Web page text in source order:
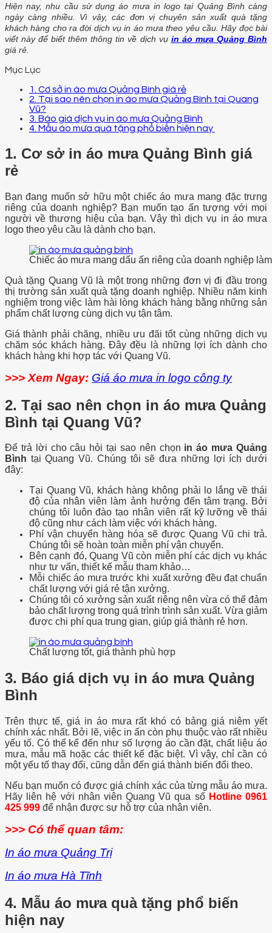
Hiện nay, nhu cầu sử dụng áo mưa in logo tại Quảng Bình càng
ngày càng nhiều. Vì vậy, các đơn vị chuyên sản xuất quà tặng
khách hàng cho ra đời dịch vụ in áo mưa theo yêu cầu. Hãy đọc bài
viết này để biết thêm thông tin về dịch vụ in áo mưa Quảng Bình
giá rẻ.
Mục Lục
1. Cơ sở in áo mưa Quảng Bình giá rẻ
2. Tại sao nên chọn in áo mưa Quảng Bình tại Quang
Vũ?
3. Báo giá dịch vụ in áo mưa Quảng Bình
4. Mẫu áo mưa quà tặng phổ biến hiện nay
1. Cơ sở in áo mưa Quảng Bình giá
rẻ
Bạn đang muốn sở hữu một chiếc áo mưa mang đặc trưng
riêng của doanh nghiệp? Bạn muốn tạo ấn tượng với mọi
người về thương hiệu của bạn. Vậy thì dịch vụ in áo mưa
logo theo yêu cầu là dành cho bạn.
Chiếc áo mưa mang dấu ấn riêng của doanh nghiệp
Quà tặng Quang Vũ là một trong những đơn vị đi đầu trong
thị trường sản xuất quà tặng doanh nghiệp. Nhiều năm kinh
nghiệm trong việc làm hài lòng khách hàng bằng những sản
phẩm chất lượng cùng dịch vụ tận tâm.
Giá thành phải chăng, nhiều ưu đãi tốt cùng những dịch vụ
chăm sóc khách hàng. Đây đều là những lợi ích dành cho
khách hàng khi hợp tác với Quang Vũ.
>>> Xem Ngay: Giá áo mưa in logo công ty
2. Tại sao nên chọn in áo mưa Quảng
Bình tại Quang Vũ?
Để trả lời cho câu hỏi tại sao nên chọn in áo mưa Quảng
Bình tại Quang Vũ. Chúng tôi sẽ đưa những lợi ích dưới
đây:
Tại Quang Vũ, khách hàng không phải lo lắng về thái
độ của nhân viên làm ảnh hưởng đến tâm trạng. Bởi
chúng tôi luôn đào tạo nhân viên rất kỹ lưỡng về thái
độ cũng như cách làm việc với khách hàng.
Phí vận chuyển hàng hóa sẽ được Quang Vũ chi trả.
Chúng tôi sẽ hoàn toàn miễn phí vận chuyển.
Bên cạnh đó, Quang Vũ còn miễn phí các dịch vụ khác
như tư vấn, thiết kế mẫu tham khảo…
Mỗi chiếc áo mưa trước khi xuất xưởng đều đạt chuẩn
chất lượng với giá rẻ tận xưởng.
Chúng tôi có xưởng sản xuất riêng nên vừa có thể đảm
bảo chất lượng trong quá trình trình sản xuất. Vừa giảm
được chi phí qua trung gian, giúp giá thành rẻ hơn.
Chất lượng tốt, giá thành phù hợp
3. Báo giá dịch vụ in áo mưa Quảng
Bình
Trên thực tế, giá in áo mưa rất khó có bảng giá niêm yết
chính xác nhất. Bởi lẽ, việc in ấn còn phụ thuộc vào rất nhiều
yếu tố. Có thể kể đến như số lượng áo cần đặt, chất liệu áo
mưa, mẫu mã hoặc các thiết kế đặc biệt. Vì vậy, chỉ cần có
một yếu tố thay đổi, cũng dẫn đến giá thành biến đổi theo.
Nếu bạn muốn có được giá chính xác của từng mẫu áo mưa.
Hãy liên hệ với nhân viên Quang Vũ qua số Hotline 0961
425 999 để nhận được sự hỗ trợ của nhân viên.
>>> Có thể quan tâm:
In áo mưa Quảng Trị
In áo mưa Hà Tĩnh
4. Mẫu áo mưa quà tặng phổ biến
hiện nay